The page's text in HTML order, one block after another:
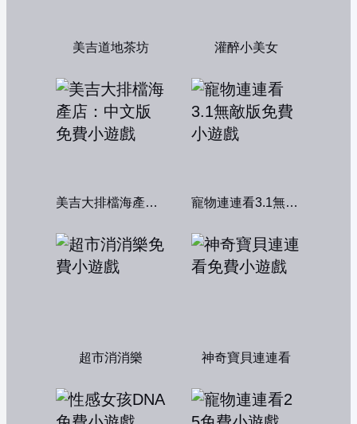
美吉道地茶坊 灌醉小美女
美吉大排檔海產店：中文版 寵物連連看3.1無敵版
超市消消樂 神奇寶貝連連看